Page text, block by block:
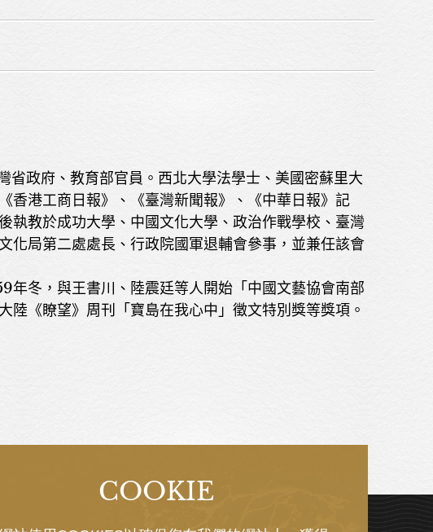
COOKIE
政府、教育部官員。西北大學法學士、美國密蘇里大
香港工商日報》、《臺灣新聞報》、《中華日報》記
執教於成功大學、中國文化大學、政治作戰學校、臺灣
化局第二處處長、行政院國軍退輔會參事，並兼任該會
冬，與王書川、陸震廷等人開始「中國文藝協會南部
《瞭望》周刊「寶島在我心中」徵文特別獎等獎項。